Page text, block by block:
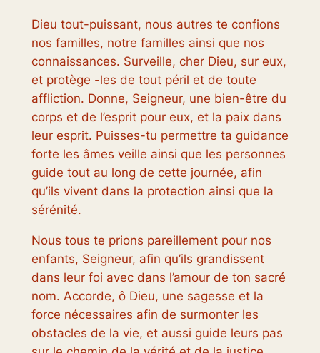
Dieu tout-puissant, nous autres te confions
nos familles, notre familles ainsi que nos
connaissances. Surveille, cher Dieu, sur eux,
et protège -les de tout péril et de toute
affliction. Donne, Seigneur, une bien-être du
corps et de l’esprit pour eux, et la paix dans
leur esprit. Puisses-tu permettre ta guidance
forte les âmes veille ainsi que les personnes
guide tout au long de cette journée, afin
qu’ils vivent dans la protection ainsi que la
sérénité.
Nous tous te prions pareillement pour nos
enfants, Seigneur, afin qu’ils grandissent
dans leur foi avec dans l’amour de ton sacré
nom. Accorde, ô Dieu, une sagesse et la
force nécessaires afin de surmonter les
obstacles de la vie, et aussi guide leurs pas